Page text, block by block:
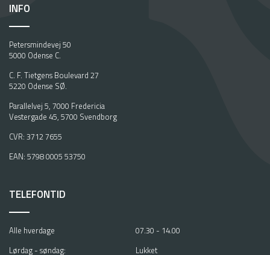
D
a
t
i
n
e
a
m
u
s
e
n
s
t
d
INFO
Petersmindevej 50
5000 Odense C.
C. F. Tietgens Boulevard 27
5220 Odense SØ.
Parallelvej 5, 7000 Fredericia
Vestergade 45, 5700 Svendborg
CVR: 3712 7655
EAN: 5798 0005 53750
TELEFONTID
Alle hverdage
07.30 - 14.00
Lørdag - søndag:
Lukket